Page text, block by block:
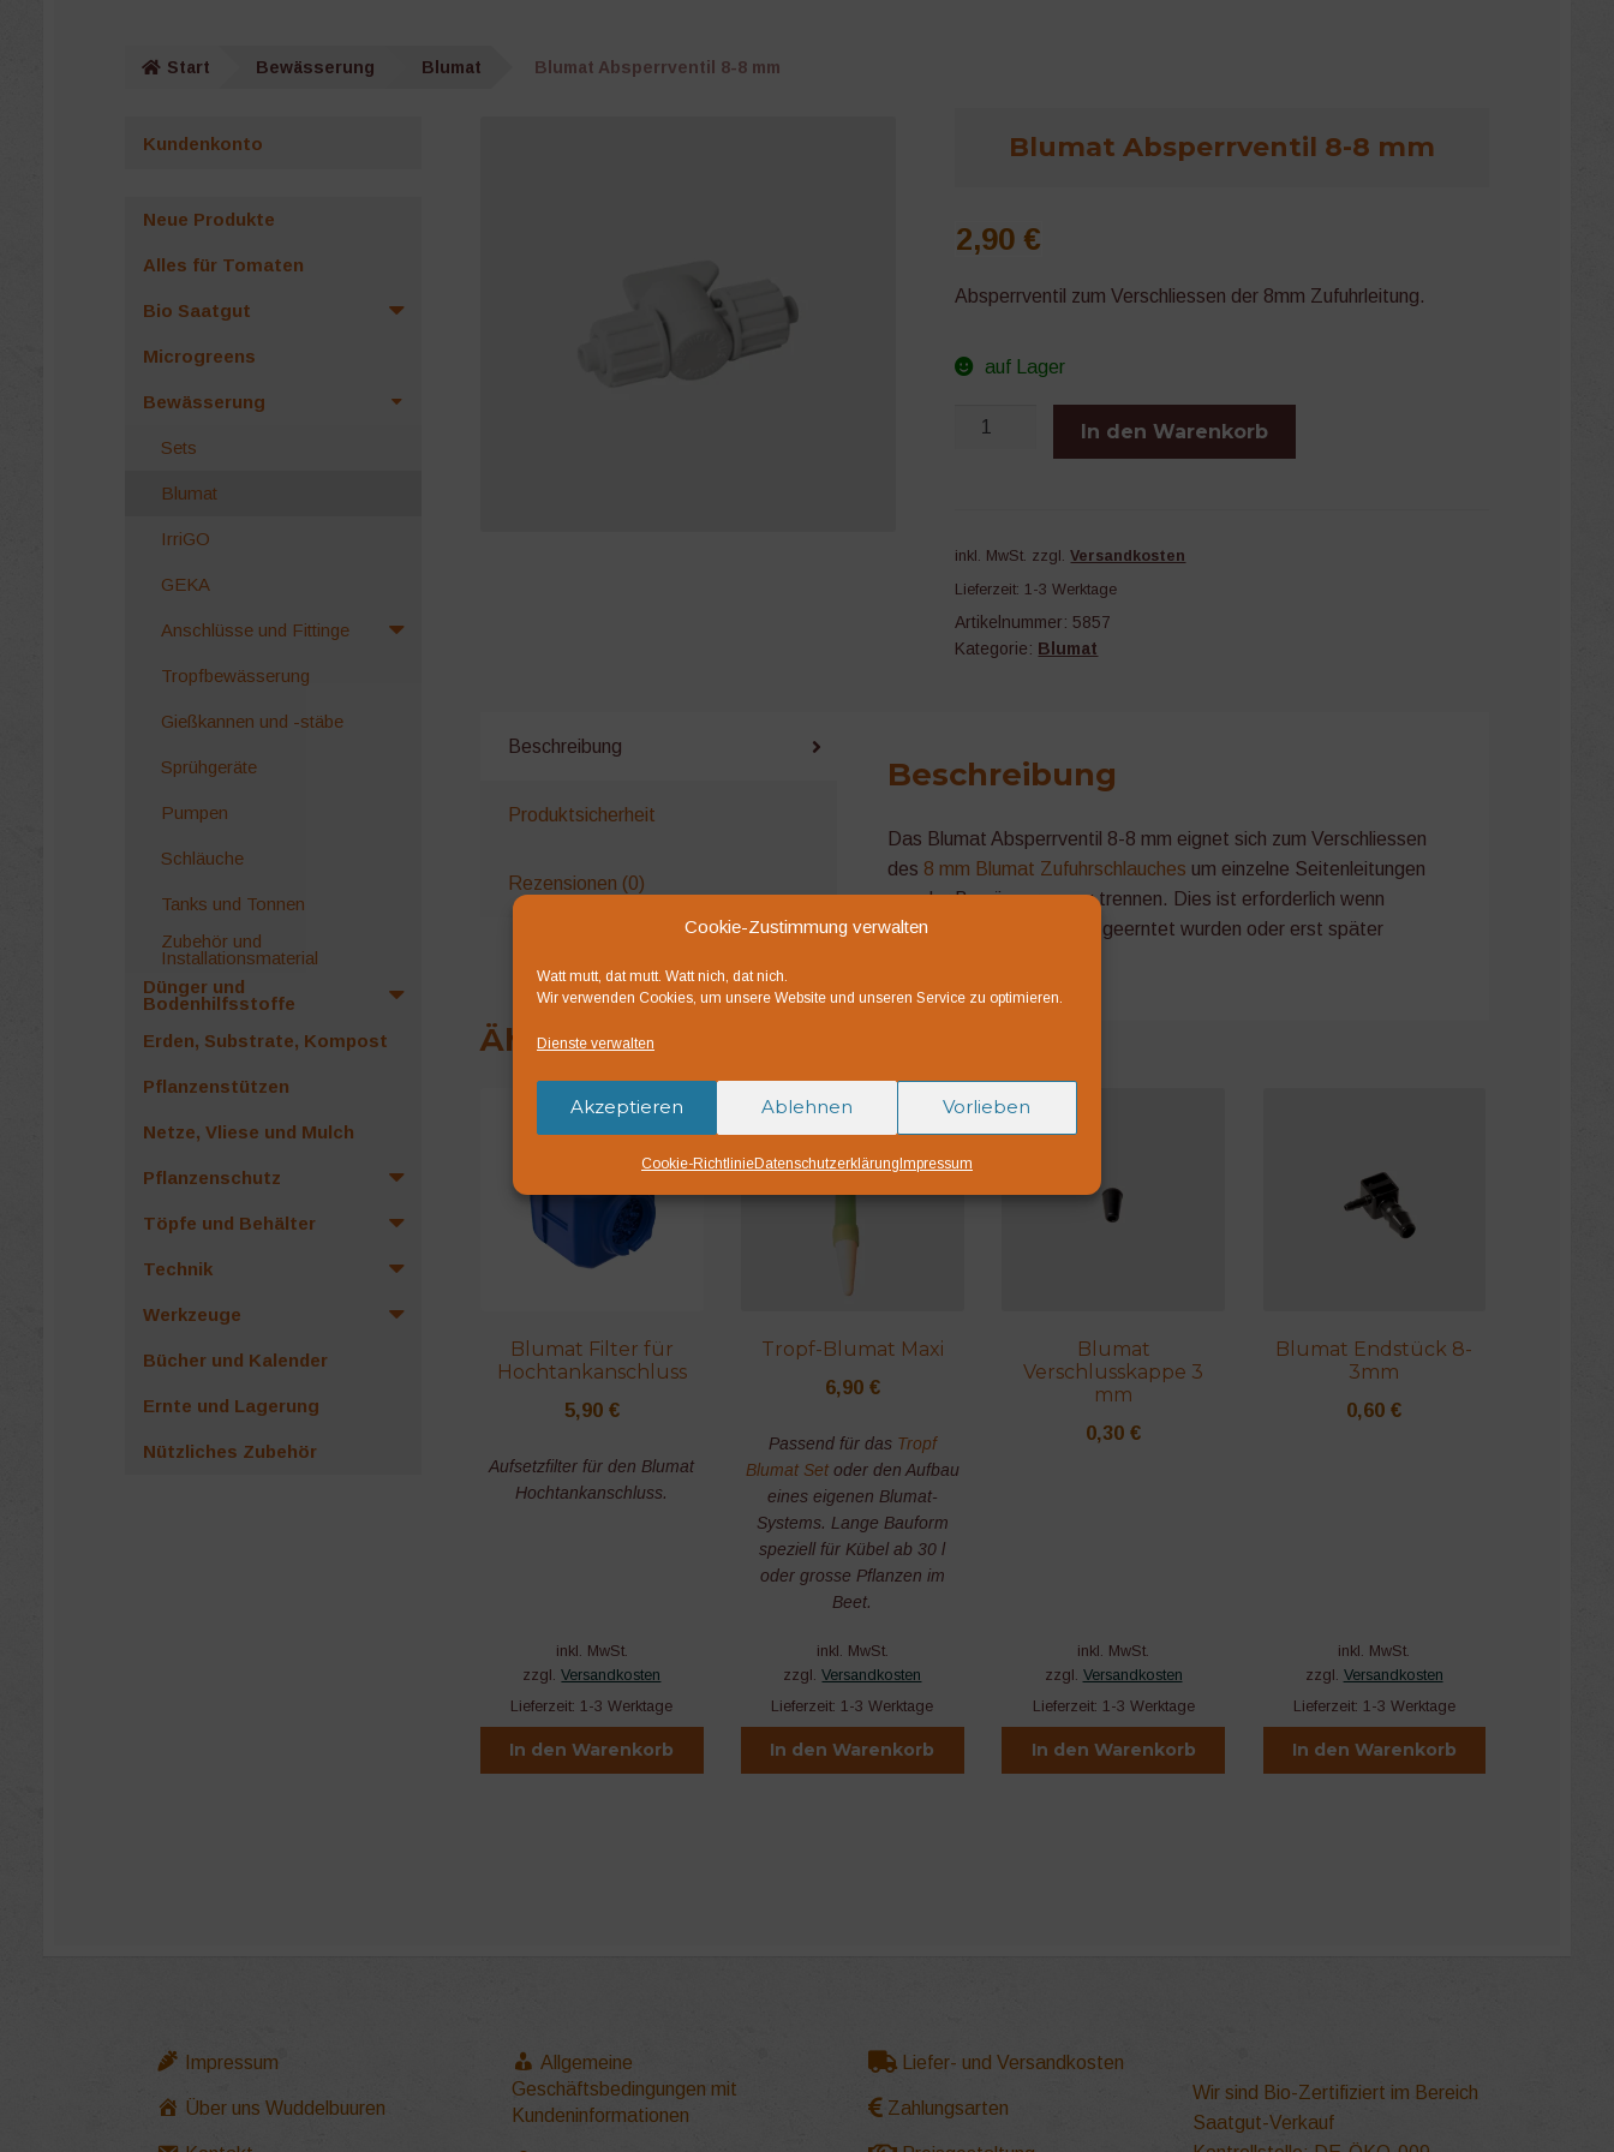
Cookie-Zustimmung verwalten
Watt mutt, dat mutt. Watt nich, dat nich.
Wir verwenden Cookies, um unsere Website und unseren Service zu optimieren.
Dienste verwalten
Akzeptieren Ablehnen Vorlieben
Cookie-RichtlinieDatenschutzerklärungImpressum
Start Bewässerung Blumat Blumat Absperrventil 8-8 mm
Blumat Absperrventil 8-8 mm
2,90€
Absperrventil zum Verschliessen der 8mm Zufuhrleitung.
auf Lager
Blumat
In den Warenkorb
inkl. MwSt. zzgl.Versandkosten
Lieferzeit: 1-3 Werktage
Artikelnummer: 5857
Kategorie: Blumat
Beschreibung
Produktsicherheit
Rezensionen (0)
Beschreibung
Das Blumat Absperrventil 8-8 mm eignet sich zum Verschliessen
des 8 mm Blumat Zufuhrschlauches um einzelne Seitenleitungen
aus der Bewässerung zu trennen. Dies ist erforderlich wenn
einzelne Pflanzen bereits geerntet wurden oder erst später
Ähnliche Produkte
Blumat Filter für
Hochtankanschluss
5,90 €
Aufsetzfilter für den Blumat
Hochtankanschluss.
inkl. MwSt.
zzgl.Versandkosten
Lieferzeit: 1-3 Werktage
In den Warenkorb
Tropf-Blumat Maxi
6,90 €
Passend für das Tropf
Blumat Setoder den Aufbau
eines eigenen Blumat-
Systems. Lange Bauform
speziell für Kübel ab 30 l
oder grosse Pflanzen im
Beet.
inkl. MwSt.
zzgl.Versandkosten
Lieferzeit: 1-3 Werktage
In den Warenkorb
Blumat
Verschlusskappe 3
mm
0,30€
inkl. MwSt.
zzgl. Versandkosten
Lieferzeit: 1-3 Werktage
In den Warenkorb
Blumat Endstück 8-
3mm
0,60€
inkl. MwSt.
zzgl. Versandkosten
Lieferzeit: 1-3 Werktage
In den Warenkorb
Kundenkonto
Neue Produkte
Alles für Tomaten
Bio Saatgut
Microgreens
Bewässerung
Sets
Blumat
IrriGO
GEKA
Anschlüsse und Fittinge
Tropfbewässerung
Gießkannen und -stäbe
Sprühgeräte
Pumpen
Schläuche
Tanks und Tonnen
Zubehör und
Installationsmaterial
Dünger und
Bodenhilfsstoffe
Erden, Substrate, Kompost
Pflanzenstützen
Netze, Vliese und Mulch
Pflanzenschutz
Töpfe und Behälter
Technik
Werkzeuge
Bücher und Kalender
Ernte und Lagerung
Nützliches Zubehör
Impressum
Über uns Wuddelbuuren
Allgemeine
Geschäftsbedingungen mit
Kundeninformationen
Liefer- und Versandkosten
Zahlungsarten
Wir sind Bio-Zertifiziert im Bereich
Saatgut-Verkauf